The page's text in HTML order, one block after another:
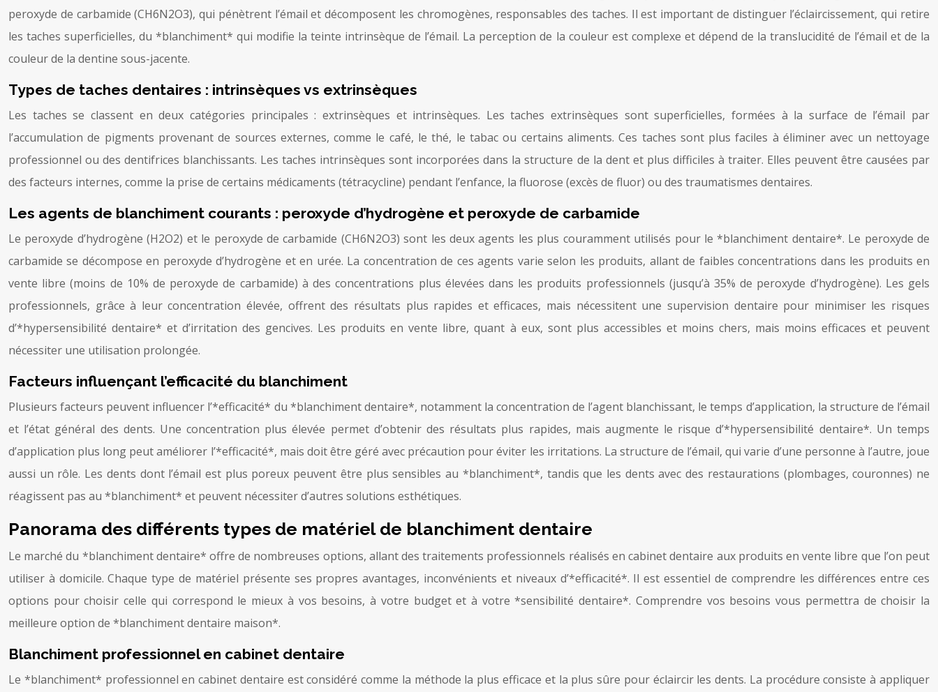
peroxyde de carbamide (CH6N2O3), qui pénètrent l’émail et décomposent les chromogènes, responsables des taches. Il est important de distinguer l’éclaircissement, qui retire
les taches superficielles, du *blanchiment* qui modifie la teinte intrinsèque de l’émail. La perception de la couleur est complexe et dépend de la translucidité de l’émail et de la
couleur de la dentine sous-jacente.
Types de taches dentaires : intrinsèques vs extrinsèques
Les taches se classent en deux catégories principales : extrinsèques et intrinsèques. Les taches extrinsèques sont superficielles, formées à la surface de l’émail par
l’accumulation de pigments provenant de sources externes, comme le café, le thé, le tabac ou certains aliments. Ces taches sont plus faciles à éliminer avec un nettoyage
professionnel ou des dentifrices blanchissants. Les taches intrinsèques sont incorporées dans la structure de la dent et plus difficiles à traiter. Elles peuvent être causées par
des facteurs internes, comme la prise de certains médicaments (tétracycline) pendant l’enfance, la fluorose (excès de fluor) ou des traumatismes dentaires.
Les agents de blanchiment courants : peroxyde d’hydrogène et peroxyde de carbamide
Le peroxyde d’hydrogène (H2O2) et le peroxyde de carbamide (CH6N2O3) sont les deux agents les plus couramment utilisés pour le *blanchiment dentaire*. Le peroxyde de
carbamide se décompose en peroxyde d’hydrogène et en urée. La concentration de ces agents varie selon les produits, allant de faibles concentrations dans les produits en
vente libre (moins de 10% de peroxyde de carbamide) à des concentrations plus élevées dans les produits professionnels (jusqu’à 35% de peroxyde d’hydrogène). Les gels
professionnels, grâce à leur concentration élevée, offrent des résultats plus rapides et efficaces, mais nécessitent une supervision dentaire pour minimiser les risques
d’*hypersensibilité dentaire* et d’irritation des gencives. Les produits en vente libre, quant à eux, sont plus accessibles et moins chers, mais moins efficaces et peuvent
nécessiter une utilisation prolongée.
Facteurs influençant l’efficacité du blanchiment
Plusieurs facteurs peuvent influencer l’*efficacité* du *blanchiment dentaire*, notamment la concentration de l’agent blanchissant, le temps d’application, la structure de l’émail
et l’état général des dents. Une concentration plus élevée permet d’obtenir des résultats plus rapides, mais augmente le risque d’*hypersensibilité dentaire*. Un temps
d’application plus long peut améliorer l’*efficacité*, mais doit être géré avec précaution pour éviter les irritations. La structure de l’émail, qui varie d’une personne à l’autre, joue
aussi un rôle. Les dents dont l’émail est plus poreux peuvent être plus sensibles au *blanchiment*, tandis que les dents avec des restaurations (plombages, couronnes) ne
réagissent pas au *blanchiment* et peuvent nécessiter d’autres solutions esthétiques.
Panorama des différents types de matériel de blanchiment dentaire
Le marché du *blanchiment dentaire* offre de nombreuses options, allant des traitements professionnels réalisés en cabinet dentaire aux produits en vente libre que l’on peut
utiliser à domicile. Chaque type de matériel présente ses propres avantages, inconvénients et niveaux d’*efficacité*. Il est essentiel de comprendre les différences entre ces
options pour choisir celle qui correspond le mieux à vos besoins, à votre budget et à votre *sensibilité dentaire*. Comprendre vos besoins vous permettra de choisir la
meilleure option de *blanchiment dentaire maison*.
Blanchiment professionnel en cabinet dentaire
Le *blanchiment* professionnel en cabinet dentaire est considéré comme la méthode la plus efficace et la plus sûre pour éclaircir les dents. La procédure consiste à appliquer